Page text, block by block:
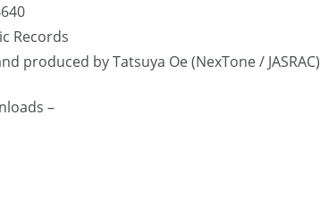
Records
produced by Tatsuya Oe (NexTone / JASRAC)
–